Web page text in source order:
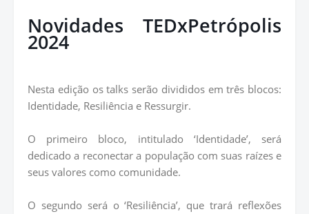
Novidades TEDxPetrópolis
2024
Nesta edição os talks serão divididos em três blocos:
Identidade, Resiliência e Ressurgir.
O primeiro bloco, intitulado ‘Identidade’, será
dedicado a reconectar a população com suas raízes e
seus valores como comunidade.
O segundo será o ‘Resiliência’, que trará reflexões